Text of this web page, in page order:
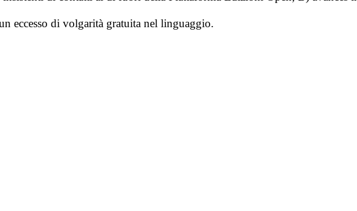
eccesso di volgarità gratuita nel linguaggio.